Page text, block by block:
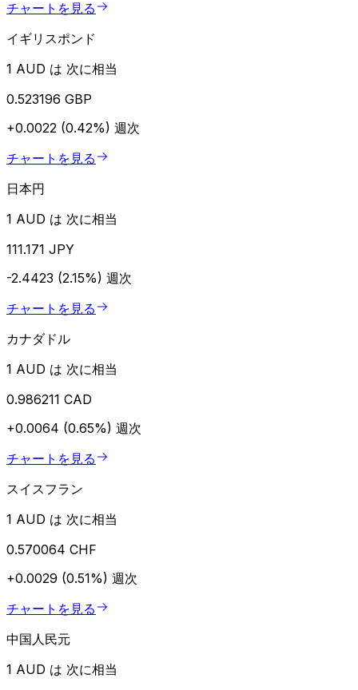
チャートを見る
イギリスポンド
1 AUD は 次に相当
0.523196 GBP
+0.0022 (0.42%) 週次
チャートを見る
日本円
1 AUD は 次に相当
111.171 JPY
-2.4423 (2.15%) 週次
チャートを見る
カナダドル
1 AUD は 次に相当
0.986211 CAD
+0.0064 (0.65%) 週次
チャートを見る
スイスフラン
1 AUD は 次に相当
0.570064 CHF
+0.0029 (0.51%) 週次
チャートを見る
中国人民元
1 AUD は 次に相当